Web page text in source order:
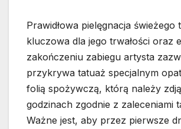
Prawidłowa pielęgnacja świeżego
kluczowa dla jego trwałości oraz
zakończeniu zabiegu artysta
przykrywa tatuaż specjalnym
folią spożywczą, którą należy
godzinach zgodnie z zaleceniami
Ważne jest, aby przez pierwsze